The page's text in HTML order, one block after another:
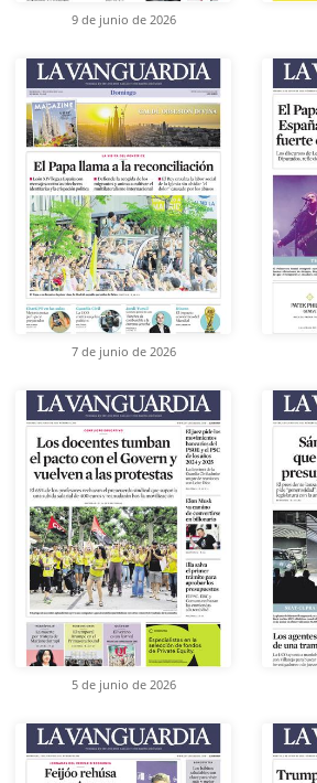
9 de junio de 2026
7 de junio de 2026
5 de junio de 2026